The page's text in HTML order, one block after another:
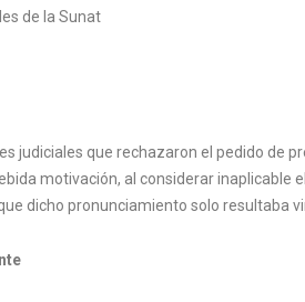
de la Sunat
judiciales que rechazaron el pedido de
motivación, al considerar inaplicable
dicho pronunciamiento solo resultaba